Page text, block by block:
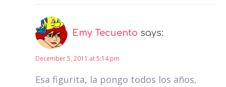
Emy Tecuento says:
December 5, 2011 at 5:14 pm
Esa figurita, la pongo todos los años,